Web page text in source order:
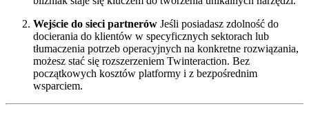
Wejście do sieci partnerów Jeśli posiadasz zdolność do
docierania do klientów w specyficznych sektorach lub
tłumaczenia potrzeb operacyjnych na konkretne rozwiązania,
możesz stać się rozszerzeniem Twinteraction. Bez
początkowych kosztów platformy i z bezpośrednim
wsparciem.